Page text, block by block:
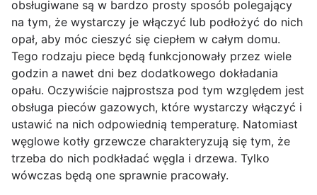
obsługiwane są w bardzo prosty sposób polegający
na tym, że wystarczy je włączyć lub podłożyć do nich
opał, aby móc cieszyć się ciepłem w całym domu.
Tego rodzaju piece będą funkcjonowały przez wiele
godzin a nawet dni bez dodatkowego dokładania
opału. Oczywiście najprostsza pod tym względem jest
obsługa pieców gazowych, które wystarczy włączyć i
ustawić na nich odpowiednią temperaturę. Natomiast
węglowe kotły grzewcze charakteryzują się tym, że
trzeba do nich podkładać węgla i drzewa. Tylko
wówczas będą one sprawnie pracowały.